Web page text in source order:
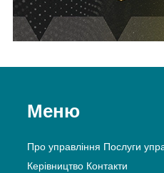
Меню
Про управління Послуги
Керівництво Контакти